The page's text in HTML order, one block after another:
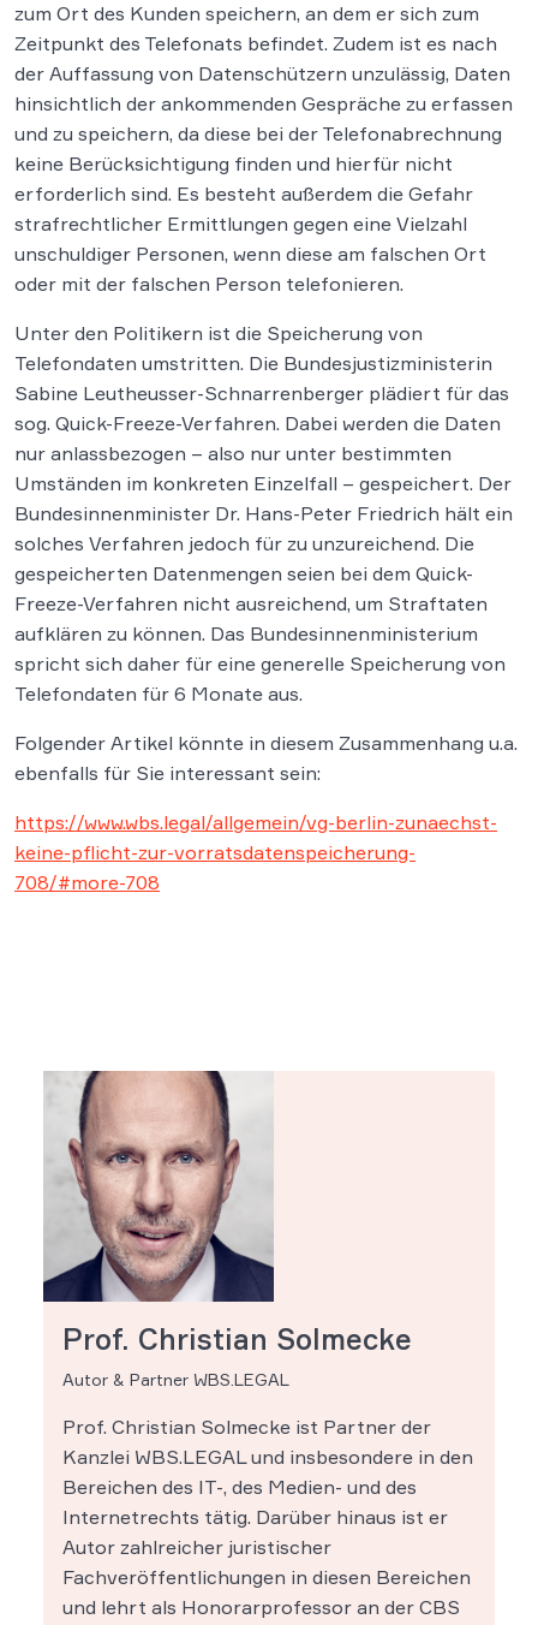
zum Ort des Kunden speichern, an dem er sich zum
Zeitpunkt des Telefonats befindet. Zudem ist es nach
der Auffassung von Datenschützern unzulässig, Daten
hinsichtlich der ankommenden Gespräche zu erfassen
und zu speichern, da diese bei der Telefonabrechnung
keine Berücksichtigung finden und hierfür nicht
erforderlich sind. Es besteht außerdem die Gefahr
strafrechtlicher Ermittlungen gegen eine Vielzahl
unschuldiger Personen, wenn diese am falschen Ort
oder mit der falschen Person telefonieren.
Unter den Politikern ist die Speicherung von
Telefondaten umstritten. Die Bundesjustizministerin
Sabine Leutheusser-Schnarrenberger plädiert für das
sog. Quick-Freeze-Verfahren. Dabei werden die Daten
nur anlassbezogen – also nur unter bestimmten
Umständen im konkreten Einzelfall – gespeichert. Der
Bundesinnenminister Dr. Hans-Peter Friedrich hält ein
solches Verfahren jedoch für zu unzureichend. Die
gespeicherten Datenmengen seien bei dem Quick-
Freeze-Verfahren nicht ausreichend, um Straftaten
aufklären zu können. Das Bundesinnenministerium
spricht sich daher für eine generelle Speicherung von
Telefondaten für 6 Monate aus.
Folgender Artikel könnte in diesem Zusammenhang u.a.
ebenfalls für Sie interessant sein:
https://www.wbs.legal/allgemein/vg-berlin-zunaechst-
keine-pflicht-zur-vorratsdatenspeicherung-
708/#more-708
Prof. Christian Solmecke
Autor & Partner WBS.LEGAL
Prof. Christian Solmecke ist Partner der
Kanzlei WBS.LEGAL und insbesondere in den
Bereichen des IT-, des Medien- und des
Internetrechts tätig. Darüber hinaus ist er
Autor zahlreicher juristischer
Fachveröffentlichungen in diesen Bereichen
und lehrt als Honorarprofessor an der CBS